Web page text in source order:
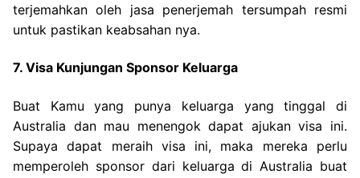
terjemahkan oleh jasa penerjemah tersumpah resmi
untuk pastikan keabsahan nya.
7. Visa Kunjungan Sponsor Keluarga
Buat Kamu yang punya keluarga yang tinggal di
Australia dan mau menengok dapat ajukan visa ini.
Supaya dapat meraih visa ini, maka mereka perlu
memperoleh sponsor dari keluarga di Australia buat